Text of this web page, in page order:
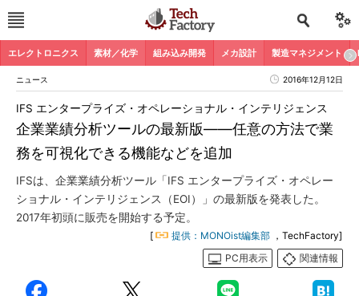
エレクトロニクス 素材／化学 組み込み開発 メカ設計 製造マネジメント
ニュース 2016年12月12日
企業業績分析ツールの最新版――任意の方法で業
務を可視化できる機能などを追加
IFS エンタープライズ・オペレーショナル・インテリジェンス
IFSは、企業業績分析ツール「IFS エンタープライズ・オペレー
ショナル・インテリジェンス（EOI）」の最新版を発表した。
2017年初頭に販売を開始する予定。
[ 提供：MONOist編集部 ，TechFactory]
PC用表示
関連情報